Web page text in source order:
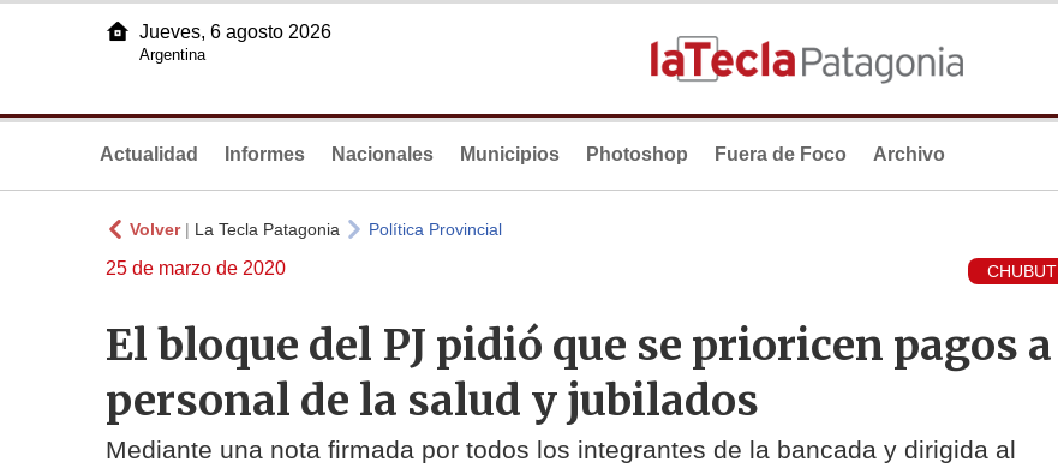
Jueves, 6 agosto 2026
Argentina
Actualidad Informes Nacionales Municipios Photoshop Fuera de Foco Archivo
Volver| La Tecla Patagonia Política Provincial
25 de marzo de 2020 CHUBUT
El bloque del PJ pidió que se prioricen pagos a
personal de la salud y jubilados
Mediante una nota firmada por todos los integrantes de la bancada y dirigida al